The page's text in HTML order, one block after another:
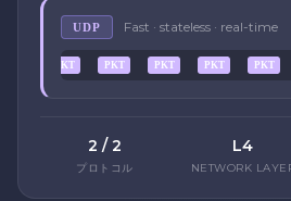
UDP Fast · stateless · real-time
2 / 2
プロトコル
L4
NETWORK